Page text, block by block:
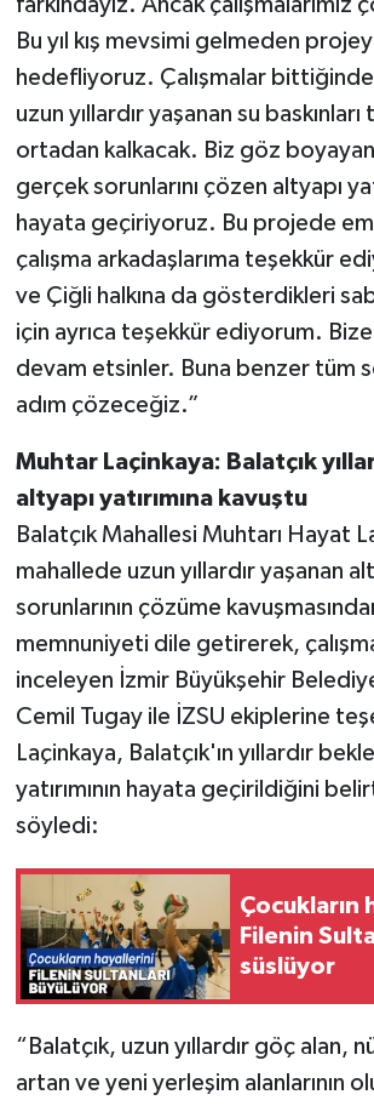
farkındayız. Ancak çalışmalarımız
Bu yıl kış mevsimi gelmeden
hedefliyoruz. Çalışmalar
uzun yıllardır yaşanan su
ortadan kalkacak. Biz göz
gerçek sorunlarını çözen altyapı
hayata geçiriyoruz. Bu projede
çalışma arkadaşlarıma teşekkür
ve Çiğli halkına da gösterdikleri
için ayrıca teşekkür ediyorum.
devam etsinler. Buna benzer tüm
adım çözeceğiz.”
Muhtar Laçinkaya: Balatçık
altyapı yatırımına kavuştu
Balatçık Mahallesi Muhtarı Hayat
mahallede uzun yıllardır yaşanan
sorunlarının çözüme
memnuniyeti dile getirerek,
inceleyen İzmir Büyükşehir
Cemil Tugay ile İZSU ekiplerine
Laçinkaya, Balatçık'ın yıllardır
yatırımının hayata geçirildiğini
söyledi:
Çocukların
Filenin
süslüyor
“Balatçık, uzun yıllardır göç alan,
artan ve yeni yerleşim alanlarının